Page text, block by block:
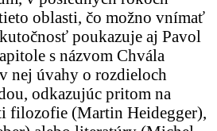
oblasti, čo možno vnímať
poukazuje aj Pavol
s názvom Chvála
nej úvahy o rozdieloch
odkazujúc pritom na
filozofie (Martin Heidegger),